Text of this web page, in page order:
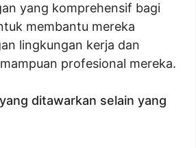
yang komprehensif bagi
membantu mereka
lingkungan kerja dan
profesional mereka.
ditawarkan selain yang